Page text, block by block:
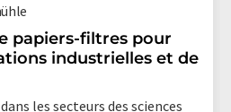
papiers-filtres pour
industrielles et de
les secteurs des sciences